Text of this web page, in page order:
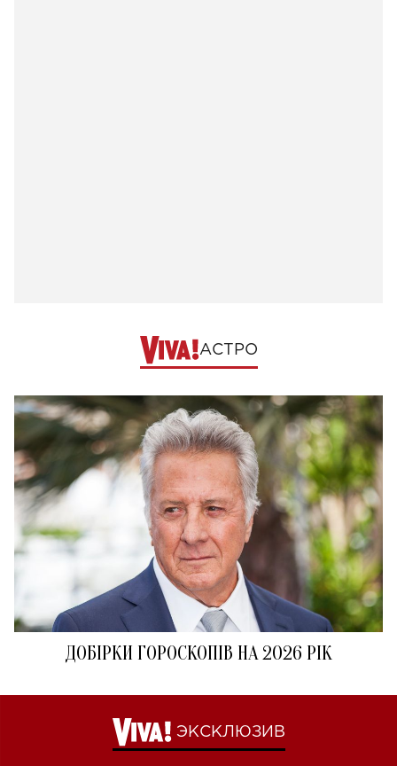
АСТРО
ДОБІРКИ ГОРОСКОПІВ НА 2026 РІК
ЭКСКЛЮЗИВ